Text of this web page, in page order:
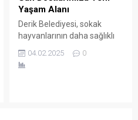
Yaşam Alanı
Derik Belediyesi, sokak
hayvanlarının daha sağlıklı
ve güvenli bir ortamda
yaşamlarını sürdürebilmeleri
için önemli bir adım attı.
04.02.2025 0